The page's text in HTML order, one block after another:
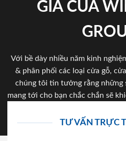
GIA CỦA
Với bề dày nhiều năm kinh
& phân phối các loại cửa gỗ,
chúng tôi tin tưởng rằng những
mang tới cho bạn chắc chắn sẽ
TƯ VẤN TRỰC